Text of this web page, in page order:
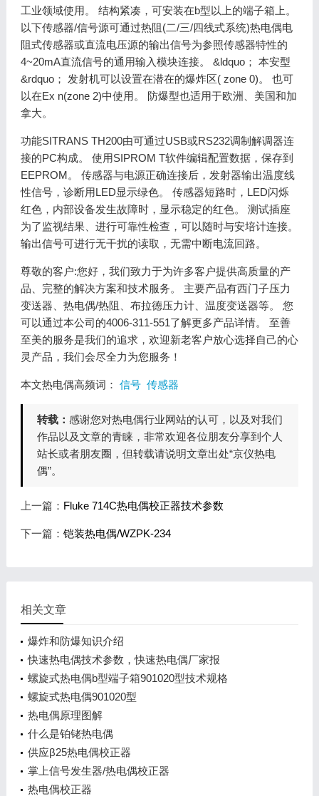
工业领域使用。 结构紧凑，可安装在b型以上的端子箱上。
以下传感器/信号源可通过热阻(二/三/四线式系统)热电偶电
阻式传感器或直流电压源的输出信号为参照传感器特性的
4~20mA直流信号的通用输入模块连接。 &ldquo； 本安型
&rdquo； 发射机可以设置在潜在的爆炸区( zone 0)。 也可
以在Ex n(zone 2)中使用。 防爆型也适用于欧洲、美国和加
拿大。
功能SITRANS TH200由可通过USB或RS232调制解调器连
接的PC构成。 使用SIPROM T软件编辑配置数据，保存到
EEPROM。 传感器与电源正确连接后，发射器输出温度线
性信号，诊断用LED显示绿色。 传感器短路时，LED闪烁
红色，内部设备发生故障时，显示稳定的红色。 测试插座
为了监视结果、进行可靠性检查，可以随时与安培计连接。
输出信号可进行无干扰的读取，无需中断电流回路。
尊敬的客户:您好，我们致力于为许多客户提供高质量的产
品、完整的解决方案和技术服务。 主要产品有西门子压力
变送器、热电偶/热阻、布拉德压力计、温度变送器等。 您
可以通过本公司的4006-311-551了解更多产品详情。 至善
至美的服务是我们的追求，欢迎新老客户放心选择自己的心
灵产品，我们会尽全力为您服务！
本文热电偶高频词： 信号 传感器
转载： 感谢您对热电偶行业网站的认可，以及对我们
作品以及文章的青睐，非常欢迎各位朋友分享到个人
站长或者朋友圈，但转载请说明文章出处“京仪热电
偶”。
上一篇： Fluke 714C热电偶校正器技术参数
下一篇： 铠装热电偶/WZPK-234
相关文章
爆炸和防爆知识介绍
快速热电偶技术参数，快速热电偶厂家报
螺旋式热电偶b型端子箱901020型技术规格
螺旋式热电偶901020型
热电偶原理图解
什么是铂铑热电偶
供应β25热电偶校正器
掌上信号发生器/热电偶校正器
热电偶校正器